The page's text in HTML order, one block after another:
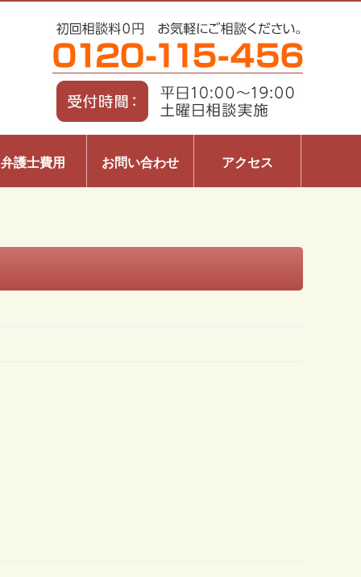
弁護士費用 お問い合わせ アクセス